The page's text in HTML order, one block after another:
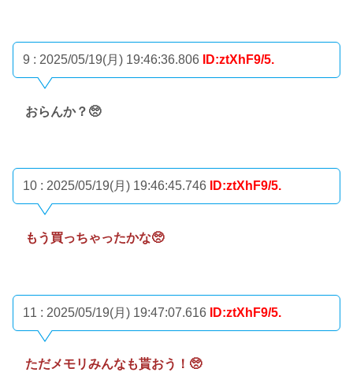
9 : 2025/05/19(月) 19:46:36.806 ID:ztXhF9/5.
おらんか？🥺
10 : 2025/05/19(月) 19:46:45.746 ID:ztXhF9/5.
もう買っちゃったかな🥺
11 : 2025/05/19(月) 19:47:07.616 ID:ztXhF9/5.
ただメモリみんなも貰おう！🥺